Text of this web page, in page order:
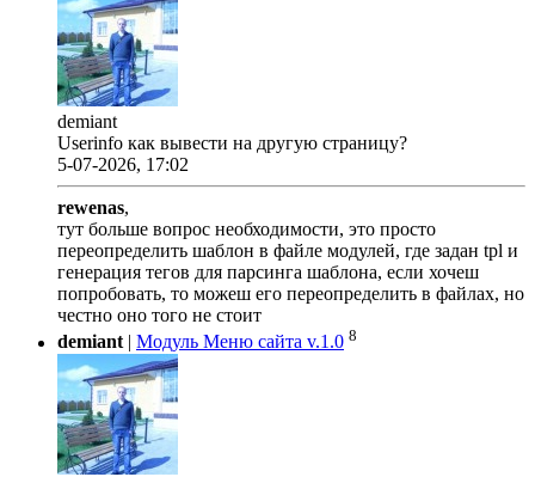
demiant
Userinfo как вывести на другую страницу?
5-07-2026, 17:02
rewenas,
тут больше вопрос необходимости, это просто
переопределить шаблон в файле модулей, где задан tpl и
генерация тегов для парсинга шаблона, если хочеш
попробовать, то можеш его переопределить в файлах, но
честно оно того не стоит
demiant| Модуль Меню сайта v.1.0 8